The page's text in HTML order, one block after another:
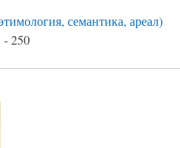
семантика, ареал)
250